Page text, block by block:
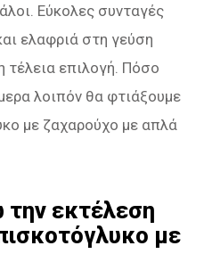
Εύκολες συνταγές
ελαφριά στη γεύση
τέλεια επιλογή. Πόσο
λοιπόν θα φτιάξουμε
με ζαχαρούχο με απλά
εκτέλεση
με